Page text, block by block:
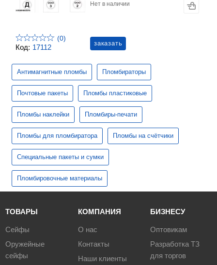
Код: 17112
(0)
Нет в наличии
заказать
Антимагнитные пломбы Пломбираторы
Почтовые пакеты Пломбы пластиковые
Пломбы наклейки Пломбиры-печати
Пломбы для пломбиратора Пломбы на счётчики
Специальные пакеты и сумки
Пломбировочные материалы
ТОВАРЫ
Сейфы
Оружейные
сейфы
КОМПАНИЯ
О нас
Контакты
Наши клиенты
БИЗНЕСУ
Оптовикам
Разработка ТЗ
для торгов